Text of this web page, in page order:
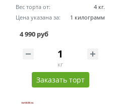
Вес торта от:
4 кг.
Цена указана за:
1 килограмм
4 990 руб
кг
Заказать торт